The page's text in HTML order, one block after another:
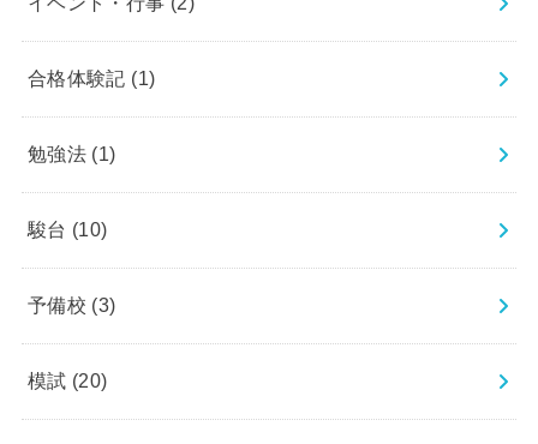
合格体験記 (1)
勉強法 (1)
駿台 (10)
予備校 (3)
模試 (20)